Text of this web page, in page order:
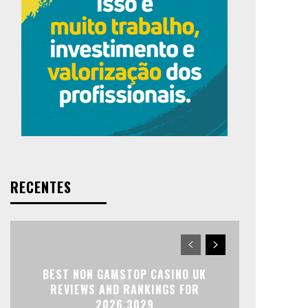
RECENTES
BEST NON GAMSTOP CASINO UK
REVIEWS AND RANKINGS FOR